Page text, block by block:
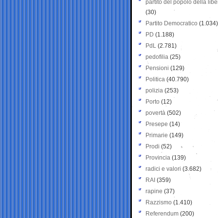
partito del popolo della
(30)
Partito Democratico (1.034)
PD (1.188)
PdL (2.781)
pedofilia (25)
Pensioni (129)
Politica (40.790)
polizia (253)
Porto (12)
povertà (502)
Presepe (14)
Primarie (149)
Prodi (52)
Provincia (139)
radici e valori (3.682)
RAI (359)
rapine (37)
Razzismo (1.410)
Referendum (200)